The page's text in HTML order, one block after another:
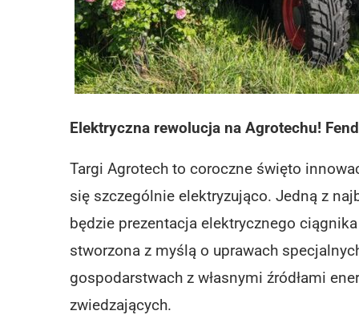
Elektryczna rewolucja na Agrotechu!
Targi Agrotech to coroczne święto
się szczególnie elektryzująco. Jedną z
będzie prezentacja elektrycznego
stworzona z myślą o uprawach
gospodarstwach z własnymi źródłami
zwiedzających.